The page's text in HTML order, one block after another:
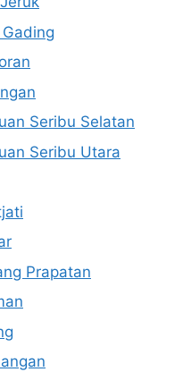
Seribu Selatan
Seribu Utara
Prapatan